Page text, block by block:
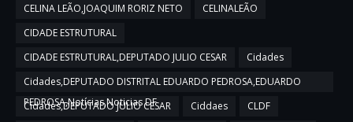
CELINA LEÃO,JOAQUIM RORIZ NETO
CELINALEÃO
CIDADE ESTRUTURAL
CIDADE ESTRUTURAL,DEPUTADO JULIO CESAR
Cidades
Cidades,DEPUTADO DISTRITAL EDUARDO PEDROSA,EDUARDO
PEDROSA,Notícias,Noticias DF
Cidades,DEPUTADO JULIO CESAR Ciddaes
CLDF